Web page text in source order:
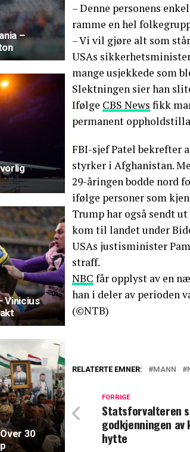
–
Vinicius
30
– Denne personens
ramme en hel
– Vi vil gjøre alt som
USAs
mange usjekkede som
Slektningen sier han
Ifølge CBS News fikk
permanent
FBI-sjef Patel bekrefter
styrker i Afghanistan.
29-åringen bodde nord
ifølge personer som
Trump har også sendt
kom til landet under
USAs justisminister
straff.
NBC får opplyst av en
han i deler av perioden
(©NTB)
RELATERTE EMNER: MANN
FORRIGE
Statsforvalteren
godkjenningen
hytte